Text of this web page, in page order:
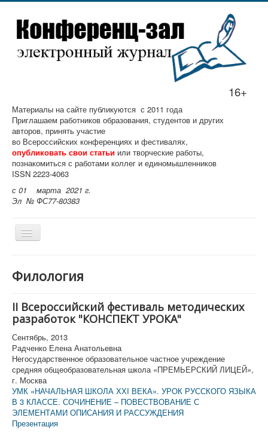
16+
Материалы на сайте публикуются с 2011 года
Приглашаем работников образования, студентов и других
авторов, принять участие
во Всероссийских конференциях и фестивалях,
опубликовать свои статьи или творческие работы,
познакомиться с работами коллег и единомышленников
ISSN 2223-4063
с 01 марта 2021 г.
Эл № ФС77-80383
О журнале "Конференц-зал"
Конференции (активные)
Фестивали
Архив
Филология
II Всероссийский фестиваль методических
разработок "КОНСПЕКТ УРОКА"
Сентябрь, 2013
Радченко Елена Анатольевна
Негосударственное образовательное частное учреждение
средняя общеобразовательная школа «ПРЕМЬЕРСКИЙ ЛИЦЕЙ»,
г. Москва
УМК «НАЧАЛЬНАЯ ШКОЛА ХХI ВЕКА». УРОК РУССКОГО ЯЗЫКА
В 3 КЛАССЕ. СОЧИНЕНИЕ – ПОВЕСТВОВАНИЕ С
ЭЛЕМЕНТАМИ ОПИСАНИЯ И РАССУЖДЕНИЯ
Презентация